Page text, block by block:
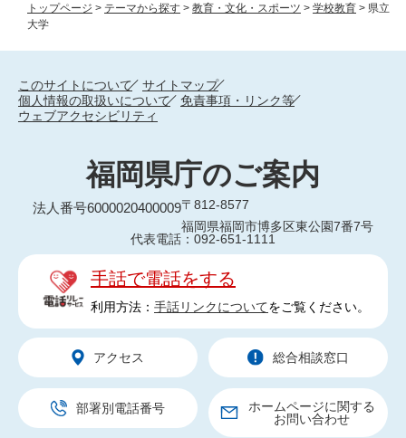
トップページ > テーマから探す > 教育・文化・スポーツ > 学校教育 > 県立
大学
このサイトについて
サイトマップ
個人情報の取扱いについて
免責事項・リンク等
ウェブアクセシビリティ
福岡県庁のご案内
法人番号6000020400009〒812-8577
福岡県福岡市博多区東公園7番7号
代表電話：092-651-1111
手話で電話をする
利用方法： 手話リンクについてをご覧ください。
アクセス 総合相談窓口
部署別電話番号
ホームページに関する
お問い合わせ